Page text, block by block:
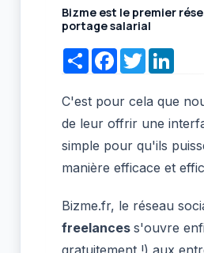
Bizme est le premier
portage salarial
ShareFacebook
Twitter
C'est pour cela que
de leur offrir une
simple pour qu'ils
manière efficace et
Bizme.fr, le réseau
freelances s'ouvre
gratuitement !) aux